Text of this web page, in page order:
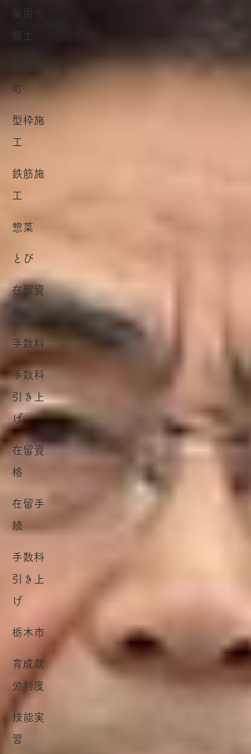
雇用労
務士
町
型枠施
工
鉄筋施
工
惣菜
とび
在留資
格
手数料
手数料
引き上
げ
在留資
格
在留手
続
手数料
引き上
げ
栃木市
育成就
労制度
技能実
習